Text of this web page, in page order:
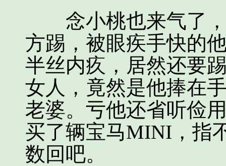
念小桃也来气了，
方踢，被眼疾手快的
半丝内疚，居然还要
女人，竟然是他捧在
老婆。亏他还省听俭
买了辆宝马MINI，指
数回吧。